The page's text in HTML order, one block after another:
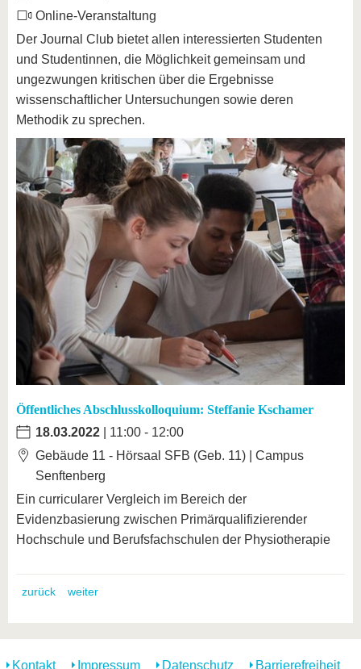
Online-Veranstaltung
Der Journal Club bietet allen interessierten Studenten
und Studentinnen, die Möglichkeit gemeinsam und
ungezwungen kritischen über die Ergebnisse
wissenschaftlicher Untersuchungen sowie deren
Methodik zu sprechen.
Öffentliches Abschlusskolloquium: Steffanie Kschamer
18.03.2022 | 11:00 - 12:00
Gebäude 11 - Hörsaal SFB (Geb. 11) | Campus
Senftenberg
Ein curricularer Vergleich im Bereich der
Evidenzbasierung zwischen Primärqualifizierender
Hochschule und Berufsfachschulen der Physiotherapie
zurück weiter
Kontakt Impressum Datenschutz Barrierefreiheit